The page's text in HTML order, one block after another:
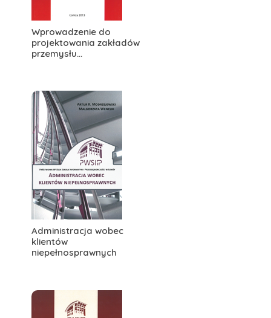
Wprowadzenie do
projektowania zakładów
przemysłu...
Administracja wobec
klientów
niepełnosprawnych